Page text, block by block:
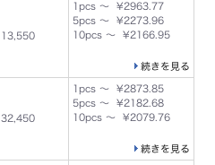
13,550
1pcs ～ ¥2963.77
5pcs ～ ¥2273.96
10pcs ～ ¥2166.95
続きを見る
32,450
1pcs ～ ¥2873.85
5pcs ～ ¥2182.68
10pcs ～ ¥2079.76
続きを見る